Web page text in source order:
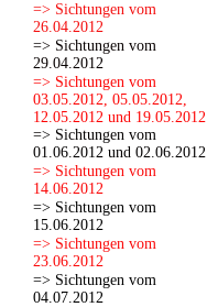
=> Sichtungen vom
26.04.2012
=> Sichtungen vom
29.04.2012
=> Sichtungen vom
03.05.2012, 05.05.2012,
12.05.2012 und 19.05.2012
=> Sichtungen vom
01.06.2012 und 02.06.2012
=> Sichtungen vom
14.06.2012
=> Sichtungen vom
15.06.2012
=> Sichtungen vom
23.06.2012
=> Sichtungen vom
04.07.2012